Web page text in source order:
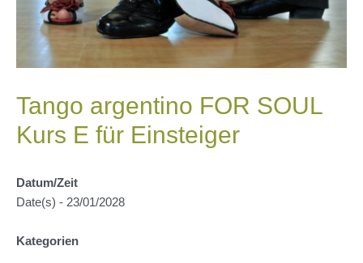
Tango argentino FOR SOUL
Kurs E für Einsteiger
Datum/Zeit
Date(s) - 23/01/2028
Kategorien